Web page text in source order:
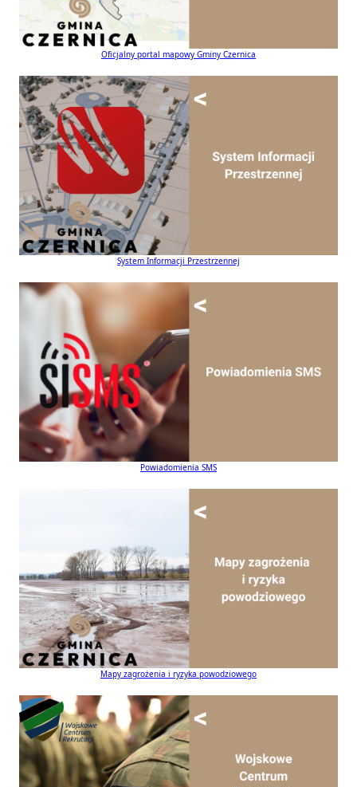
Oficjalny portal mapowy Gminy Czernica
System Informacji Przestrzennej
Powiadomienia SMS
Mapy zagrożenia i ryzyka powodziowego